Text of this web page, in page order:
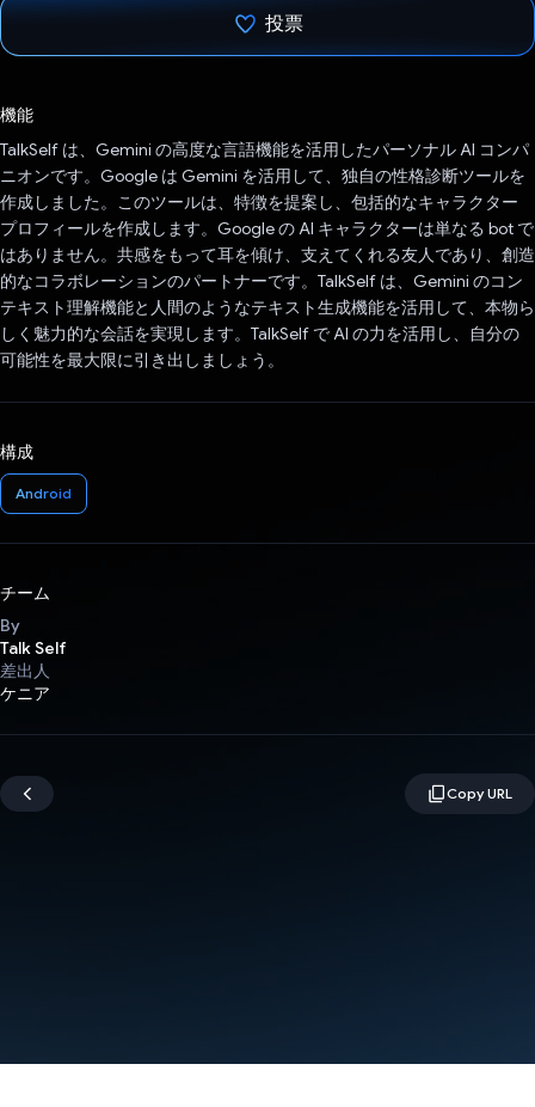
投票
機能
TalkSelf は、Gemini の高度な言語機能を活用したパーソナル AI コンパ
ニオンです。Google は Gemini を活用して、独自の性格診断ツールを
作成しました。このツールは、特徴を提案し、包括的なキャラクター
プロフィールを作成します。Google の AI キャラクターは単なる bot で
はありません。共感をもって耳を傾け、支えてくれる友人であり、創造
的なコラボレーションのパートナーです。TalkSelf は、Gemini のコン
テキスト理解機能と人間のようなテキスト生成機能を活用して、本物ら
しく魅力的な会話を実現します。TalkSelf で AI の力を活用し、自分の
可能性を最大限に引き出しましょう。
構成
Android
チーム
By
Talk Self
差出人
ケニア